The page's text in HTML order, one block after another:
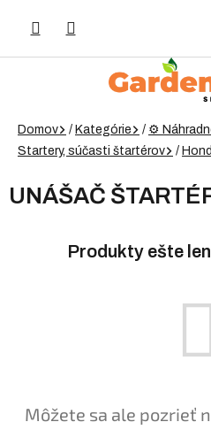
Domov / Kategórie / ⚙️
Startery, súčasti štartérov
/
UNÁŠAČ
Produkty ešte
Môžete sa ale pozrieť